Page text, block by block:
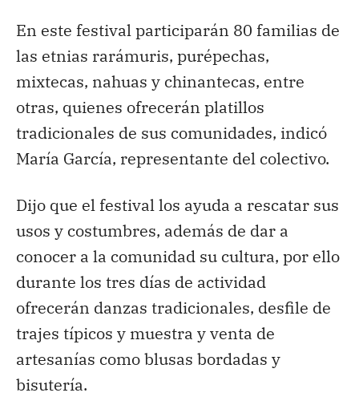
En este festival participarán 80 familias de
las etnias rarámuris, purépechas,
mixtecas, nahuas y chinantecas, entre
otras, quienes ofrecerán platillos
tradicionales de sus comunidades, indicó
María García, representante del colectivo.
Dijo que el festival los ayuda a rescatar sus
usos y costumbres, además de dar a
conocer a la comunidad su cultura, por ello
durante los tres días de actividad
ofrecerán danzas tradicionales, desfile de
trajes típicos y muestra y venta de
artesanías como blusas bordadas y
bisutería.